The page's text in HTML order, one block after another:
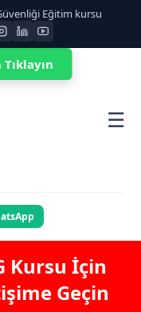
Eğitim kursu
☰
Kursu İçin
Geçin